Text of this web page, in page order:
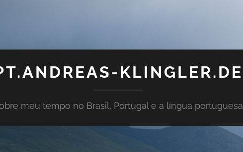
KLINGLER.DE
meu tempo no Brasil, Portugal e a língua portuguesa